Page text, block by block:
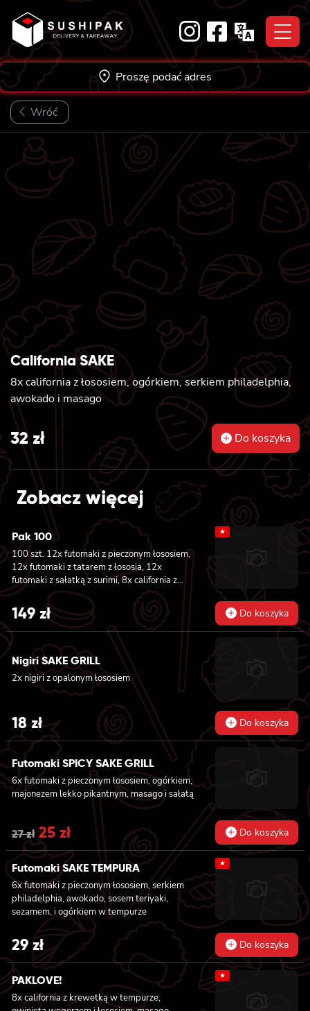
content
Proszę podać adres
Wróć
California SAKE
8x california z łososiem, ogórkiem, serkiem philadelphia,
awokado i masago
32zł Do koszyka
Zobacz więcej
Pak 100
100 szt. 12x futomaki z pieczonym łososiem,
12x futomaki z tatarem z łososia, 12x
futomaki z sałatką z surimi, 8x california z
tuńczykiem, 8x california z pieczonym
łososiem, 8x california z krewetką w
tempurze, 8x maki z ogórkiem, 8x maki z
oshinko, 8x maki z surimi, 8x maki z łososiem,
8x maki z kanpyo
★
149 zł Do koszyka
Nigiri SAKE GRILL
2x nigiri z opalonym łososiem
18zł Do koszyka
Futomaki SPICY SAKE GRILL
6x futomaki z pieczonym łososiem, ogórkiem,
majonezem lekko pikantnym, masago i sałatą
27zł Original
price
was:
27 zł.
25 zł Current
price
is:
25 zł.
Do koszyka
Futomaki SAKE TEMPURA
6x futomaki z pieczonym łososiem, serkiem
philadelphia, awokado, sosem teriyaki,
sezamem, i ogórkiem w tempurze
★
29zł Do koszyka
PAKLOVE!
8x california z krewetką w tempurze,
★